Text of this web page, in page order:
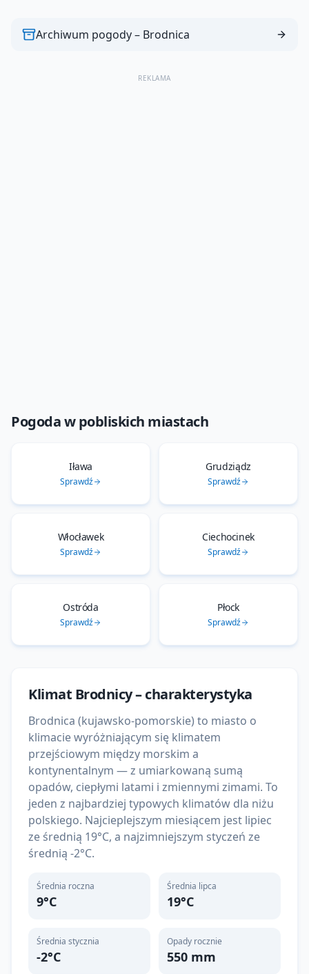
Archiwum pogody – Brodnica
REKLAMA
Pogoda w pobliskich miastach
Iława
Sprawdź
Grudziądz
Sprawdź
Włocławek
Sprawdź
Ciechocinek
Sprawdź
Ostróda
Sprawdź
Płock
Sprawdź
Klimat Brodnicy– charakterystyka
Brodnica (kujawsko-pomorskie) to miasto o
klimacie wyróżniającym się klimatem
przejściowym między morskim a
kontynentalnym — z umiarkowaną sumą
opadów, ciepłymi latami i zmiennymi zimami. To
jeden z najbardziej typowych klimatów dla niżu
polskiego. Najcieplejszym miesiącem jest lipiec
ze średnią 19°C, a najzimniejszym styczeń ze
średnią -2°C.
Średnia roczna
9°C
Średnia lipca
19°C
Średnia stycznia
-2°C
Opady rocznie
550 mm